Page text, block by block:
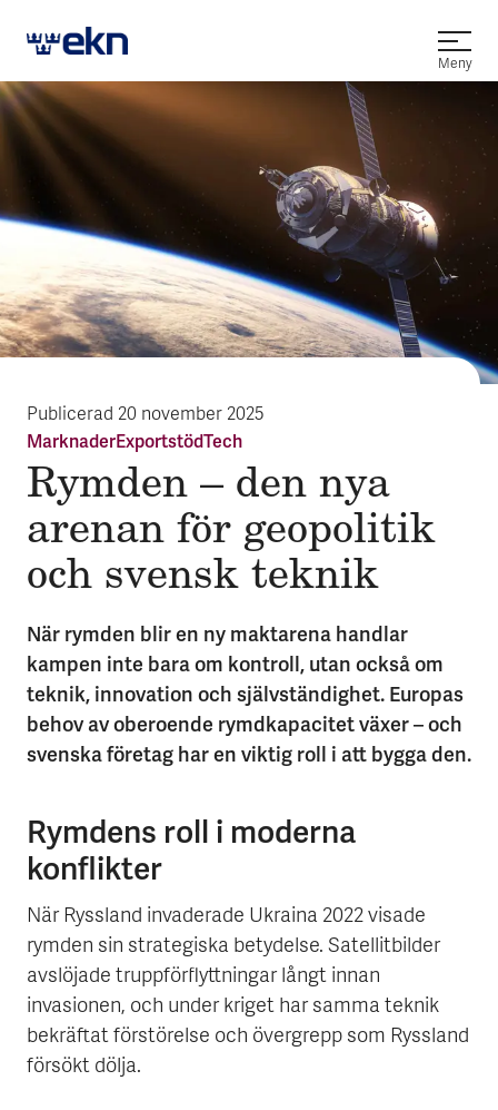
Öppna
Meny
Publicerad 20 november 2025
MarknaderExportstödTech
Rymden – den nya
arenan för geo­politik
och svensk teknik
När rymden blir en ny maktarena handlar
kampen inte bara om kontroll, utan också om
teknik, innovation och självständighet. Europas
behov av oberoende rymdkapacitet växer – och
svenska företag har en viktig roll i att bygga den.
Rymdens roll i moderna
konflikter
När Ryssland invaderade Ukraina 2022 visade
rymden sin strategiska betydelse. Satellitbilder
avslöjade truppförflyttningar långt innan
invasionen, och under kriget har samma teknik
bekräftat förstörelse och övergrepp som Ryssland
försökt dölja.